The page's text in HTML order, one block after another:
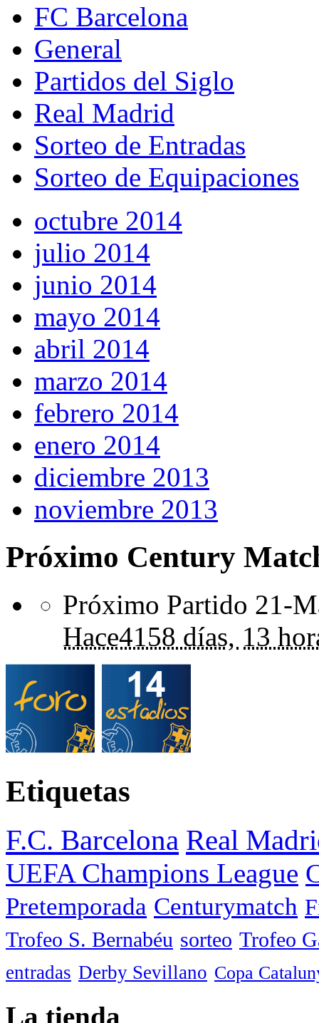
FC Barcelona
General
Partidos del Siglo
Real Madrid
Sorteo de Entradas
Sorteo de Equipaciones
octubre 2014
julio 2014
junio 2014
mayo 2014
abril 2014
marzo 2014
febrero 2014
enero 2014
diciembre 2013
noviembre 2013
Próximo Century
Próximo Partido 21-
Hace4158 días, 13
Etiquetas
F.C. Barcelona Real
UEFA Champions League
Pretemporada Centurymatch
Trofeo S. Bernabéu sorteo Trofeo
entradas Derby Sevillano Copa
La tienda